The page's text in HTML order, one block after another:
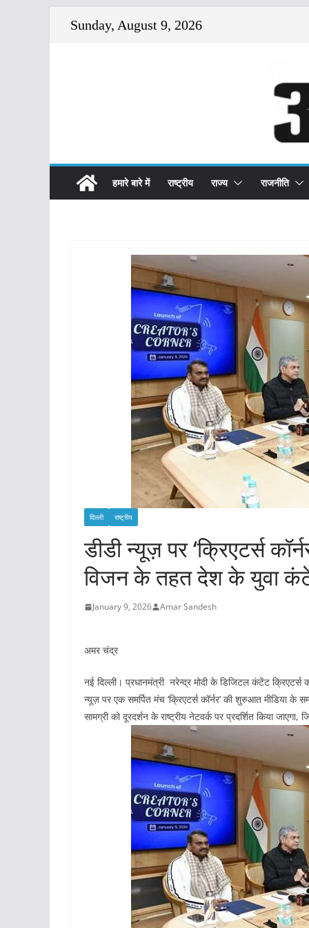
Sunday, August 9, 2026
हमारे बारे में राष्ट्रीय राज्य राजनीति
दिल्ली राष्ट्रीय
डीडी न्यूज़ पर ‘क्रिएटर्स
विजन के तहत देश के युवा
January 9, 2026 Amar Sandesh
अमर चंद्र
नई दिल्ली। प्रधानमंत्री नरेन्द्र मोदी के डिजिटल कंटेंट
न्यूज़ पर एक समर्पित मंच ‘क्रिएटर्स कॉर्नर’ की शुरुआत मीडिया
सामग्री को दूरदर्शन के राष्ट्रीय नेटवर्क पर प्रदर्शित किया